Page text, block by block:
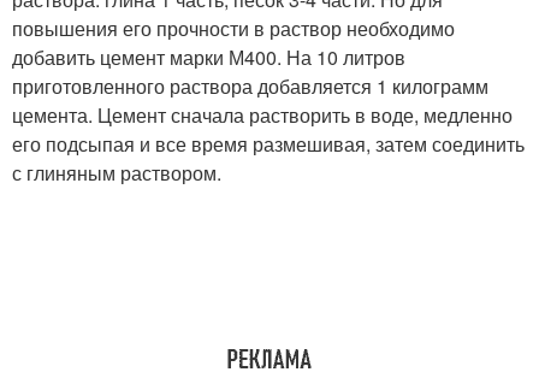
повышения его прочности в раствор необходимо
добавить цемент марки М400. На 10 литров
приготовленного раствора добавляется 1 килограмм
цемента. Цемент сначала растворить в воде, медленно
его подсыпая и все время размешивая, затем соединить
с глиняным раствором.